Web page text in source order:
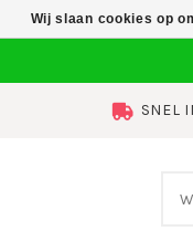
SNEL
Wij slaan cookies op